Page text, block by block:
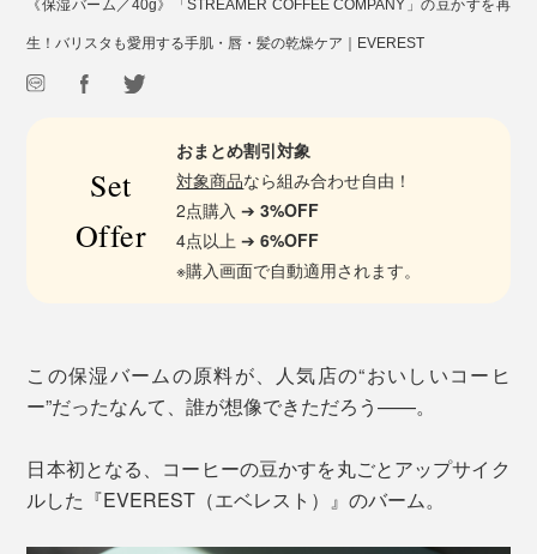
《保湿バーム／40g》「STREAMER COFFEE COMPANY」の豆かすを再
生！バリスタも愛用する手肌・唇・髪の乾燥ケア｜EVEREST
Set
Offer
おまとめ割引対象
対象商品なら組み合わせ自由！
2点購入 ➔3%OFF
4点以上 ➔6%OFF
※購入画面で自動適用されます。
この保湿バームの原料が、人気店の“おいしいコーヒ
ー”だったなんて、誰が想像できただろう——。
日本初となる、コーヒーの豆かすを丸ごとアップサイク
ルした『EVEREST（エベレスト）』のバーム。